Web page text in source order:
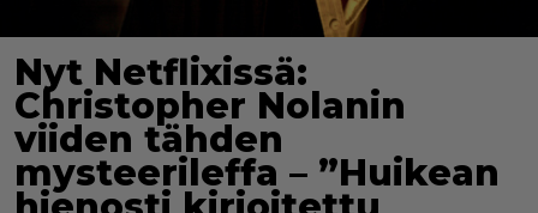
Nyt Netflixissä:
Christopher Nolanin
viiden tähden
mysteerileffa – ”Huikean